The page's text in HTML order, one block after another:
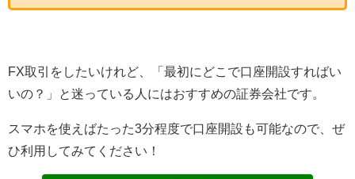
FX取引をしたいけれど、「最初にどこで口座開設すればい
いの？」と迷っている人にはおすすめの証券会社です。
スマホを使えばたった3分程度で口座開設も可能なので、ぜ
ひ利用してみてください！